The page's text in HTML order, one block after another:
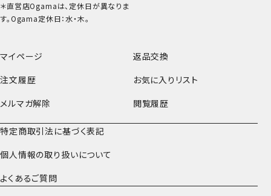
マイページ
返品交換
注文履歴
お気に入りリスト
メルマガ解除
閲覧履歴
特定商取引法に基づく表記
個人情報の取り扱いについて
よくあるご質問
＊直営店Ogamaは、定休日が異なりま
す。Ogama定休日：水・木。